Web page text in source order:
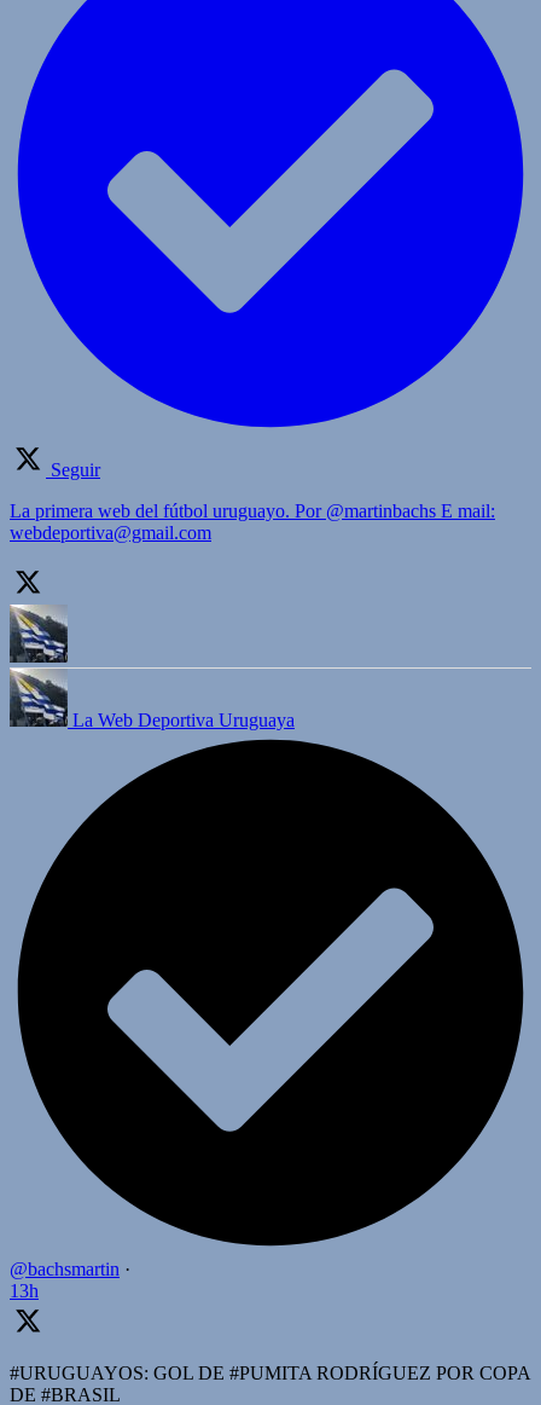
Seguir
La primera web del fútbol uruguayo. Por @martinbachs E mail:
webdeportiva@gmail.com
La Web Deportiva Uruguaya
@bachsmartin ·
13h
#URUGUAYOS: GOL DE #PUMITA RODRÍGUEZ POR COPA
DE #BRASIL